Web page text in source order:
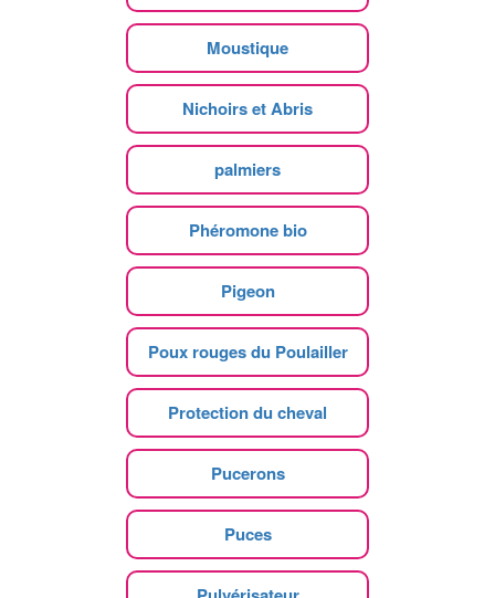
Moustique
Nichoirs et Abris
palmiers
Phéromone bio
Pigeon
Poux rouges du Poulailler
Protection du cheval
Pucerons
Puces